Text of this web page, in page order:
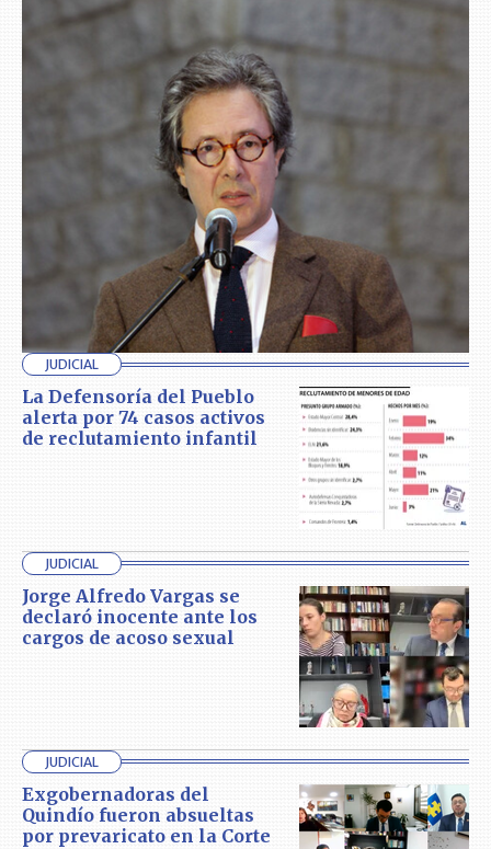
JUDICIAL
La Defensoría del Pueblo
alerta por 74 casos activos
de reclutamiento infantil
JUDICIAL
Jorge Alfredo Vargas se
declaró inocente ante los
cargos de acoso sexual
JUDICIAL
Exgobernadoras del
Quindío fueron absueltas
por prevaricato en la Corte